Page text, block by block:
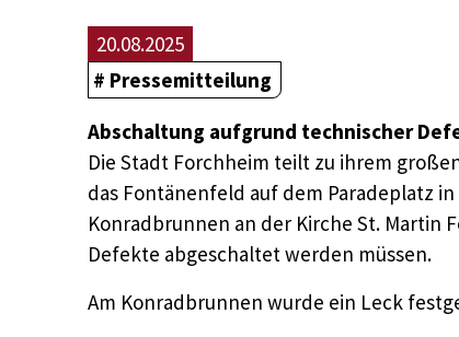
20.08.2025
Pressemitteilung
Abschaltung aufgrund technischer
Die Stadt Forchheim teilt zu ihrem
das Fontänenfeld auf dem Paradeplatz
Konradbrunnen an der Kirche St. Martin
Defekte abgeschaltet werden müssen.
Am Konradbrunnen wurde ein Leck